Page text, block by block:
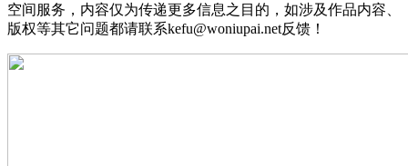
空间服务，内容仅为传递更多信息之目的，如涉及作品内容、
版权等其它问题都请联系kefu@woniupai.net反馈！